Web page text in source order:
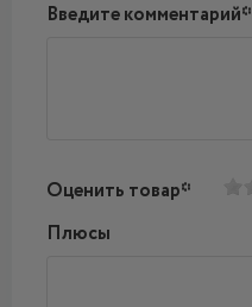
Введите комментарий*
Оценить товар*
Плюсы